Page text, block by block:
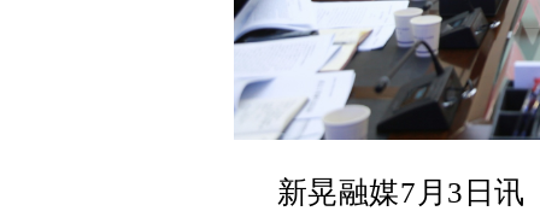
新晃融媒7月3日讯